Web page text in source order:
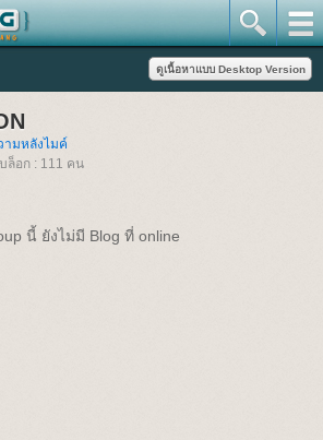
ามหลังไมค์
ล็อก : 111 คน
นี้ ยังไม่มี Blog ที่ online